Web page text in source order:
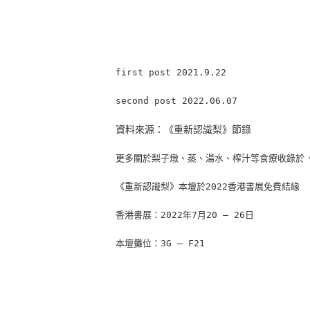
first post 2021.9.22
second post 2022.06.07
資料來源：《重新認識梨》節錄
更多關於梨子燉、蒸、湯水、榨汁等食療收錄於
《重新認識梨》本壇於2022香港書展免費結緣
香港書展：2022年7月20 – 26日
本壇攤位：3G – F21